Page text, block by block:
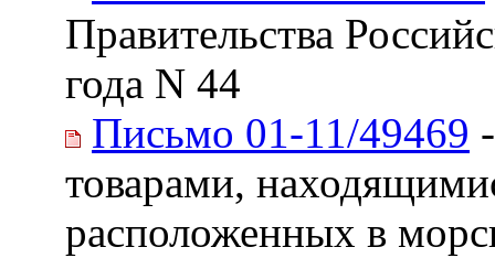
Правительства
года N 44
Письмо 01-11/49469
товарами,
расположенных в